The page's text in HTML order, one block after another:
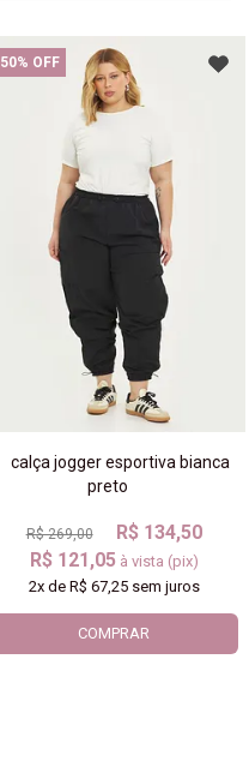
50% OFF
calça jogger esportiva bianca
preto
R$ 269,00
R$ 134,50
R$ 121,05 à vista (pix)
2xde R$ 67,25sem juros
COMPRAR